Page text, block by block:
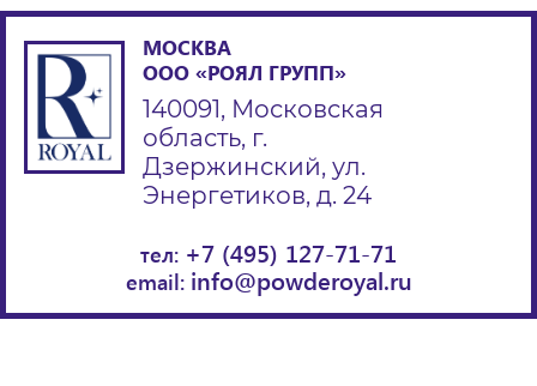
МОСКВА
ООО «РОЯЛ ГРУПП»
140091, Московская
область, г.
Дзержинский, ул.
Энергетиков, д. 24
тел: +7 (495) 127-71-71
email: info@powderoyal.ru